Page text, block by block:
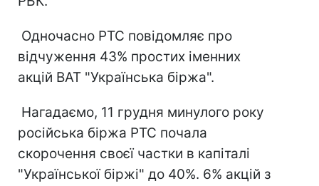
Одночасно РТС повідомляє про
відчуження 43% простих іменних
акцій ВАТ "Українська біржа".
Нагадаємо, 11 грудня минулого року
російська біржа РТС почала
скорочення своєї частки в капіталі
"Української біржі" до 40%. 6% акцій з